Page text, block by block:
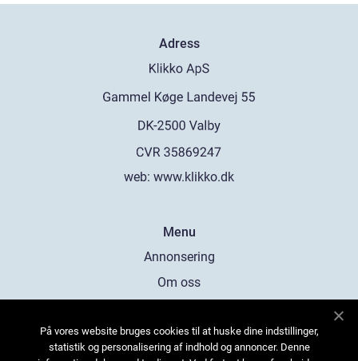
Adress
web: www.klikko.dk
Menu
Annonsering
Om oss
Kontakta oss
På vores website bruges cookies til at huske dine indstillinger,
statistik og personalisering af indhold og annoncer. Denne